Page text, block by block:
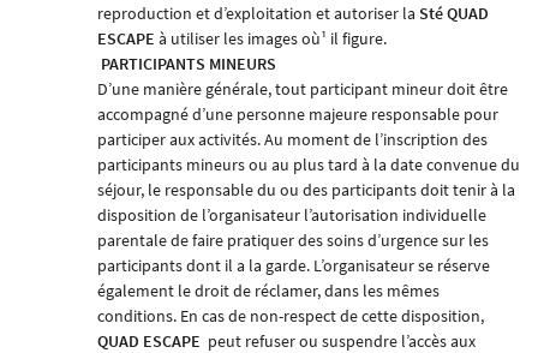
reproduction et d’exploitation et autoriser la StéQUAD
ESCAPE à utiliser les images où¹ il figure.
PARTICIPANTS MINEURS
D’une manière générale, tout participant mineur doit être
accompagné d’une personne majeure responsable pour
participer aux activités. Au moment de l’inscription des
participants mineurs ou au plus tard à la date convenue du
séjour, le responsable du ou des participants doit tenir à la
disposition de l’organisateur l’autorisation individuelle
parentale de faire pratiquer des soins d’urgence sur les
participants dont il a la garde. L’organisateur se réserve
également le droit de réclamer, dans les mêmes
conditions. En cas de non-respect de cette disposition,
QUAD ESCAPE peut refuser ou suspendre l’accès aux